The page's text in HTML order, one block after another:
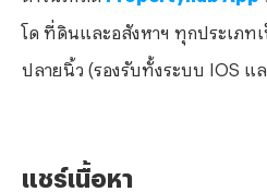
โด ที่ดินและอสังหาฯ ทุกประเภทเ
ปลายนิ้ว (รองรับทั้งระบบ IOS แ
แชร์เนื้อหา